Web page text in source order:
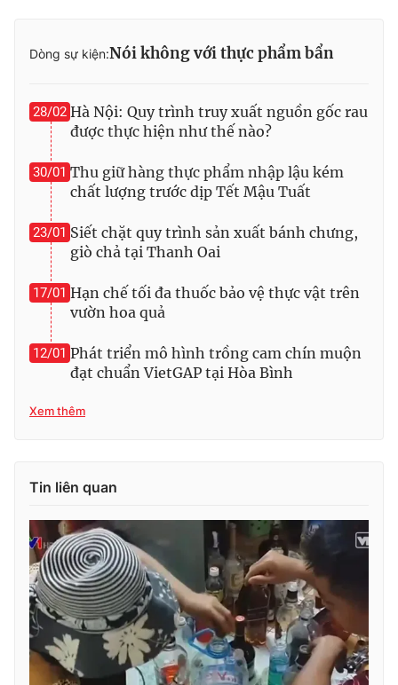
Thị trường 24h Tấm lòng Việt
VTV4 Vươn mình bằng AI
VTV9 VTV8
Liên hệ tòa soạn English
THỜI BÁO VTV
Cơ quan báo chí:Thời báo VTV
Giấy phép hoạt động báo in và báo điện tử số 483/GP-BTTTT
cấp ngày 29/12/2023
Tổng Biên tập:Vũ Thanh Thủy
Phó Tổng Biên tập:Nguyễn Thị Mỹ Hạnh, Phạm Quốc Thắng,
Nguyễn Trọng Ninh
Tổng đài VTV: 024.38 355 931 - 024.38 355 932
Dòng sự kiện:Nói không với thực phẩm bẩn
28/02 Hà Nội: Quy trình truy xuất nguồn gốc rau
được thực hiện như thế nào?
30/01 Thu giữ hàng thực phẩm nhập lậu kém
chất lượng trước dịp Tết Mậu Tuất
23/01 Siết chặt quy trình sản xuất bánh chưng,
giò chả tại Thanh Oai
17/01 Hạn chế tối đa thuốc bảo vệ thực vật trên
vườn hoa quả
12/01 Phát triển mô hình trồng cam chín muộn
đạt chuẩn VietGAP tại Hòa Bình
Xem thêm
Tin liên quan